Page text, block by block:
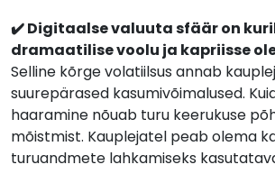
✔️ Digitaalse valuuta sfäär on
dramaatilise voolu ja kapriisse
Selline kõrge volatiilsus annab
suurepärased kasumivõimalused.
haaramine nõuab turu keerukuse
mõistmist. Kauplejatel peab olema
turuandmete lahkamiseks